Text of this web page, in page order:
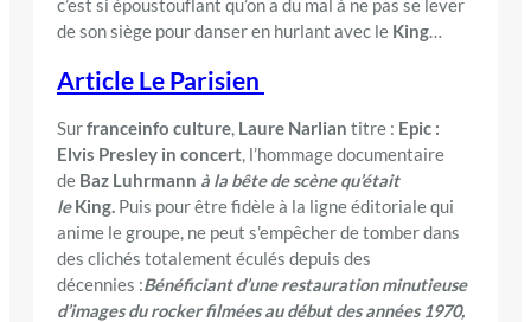
c’est si époustouflant qu’on a du mal à ne pas se lever
de son siège pour danser en hurlant avec le King…
Article Le Parisien
Surfranceinfo culture, Laure Narlian titre : Epic :
Elvis Presley in concert, l’hommage documentaire
de Baz Luhrmann à la bête de scène qu’était
leKing. Puis pour être fidèle à la ligne éditoriale qui
anime le groupe, ne peut s’empêcher de tomber dans
des clichés totalement éculés depuis des
décennies :Bénéficiant d’une restauration minutieuse
d’images du rocker filmées au début des années 1970,